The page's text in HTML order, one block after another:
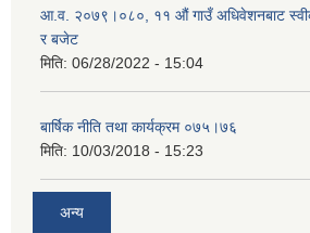
आ.व. २०७९।०८०, ११ औं गाउँ अधिवेशनबाट
र बजेट
मिति: 06/28/2022 - 15:04
बार्षिक नीति तथा कार्यक्रम ०७५।७६
मिति: 10/03/2018 - 15:23
अन्य